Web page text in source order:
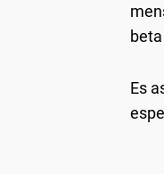
Es